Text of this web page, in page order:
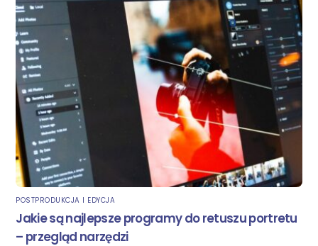
POSTPRODUKCJA I EDYCJA
Jakie są najlepsze programy do retuszu portretu
– przegląd narzędzi